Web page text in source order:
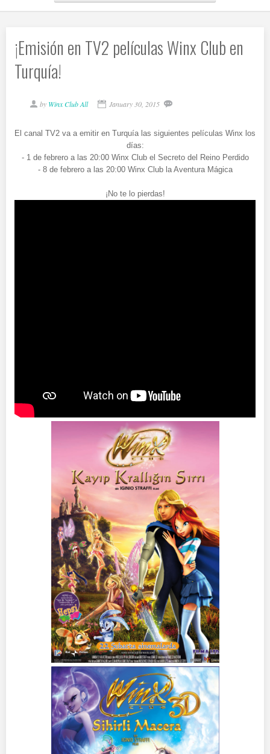
¡Emisión en TV2 películas Winx Club en
Turquía!
by Winx Club All January 30, 2015
El canal TV2 va a emitir en Turquía las siguientes películas Winx los
días:
- 1 de febrero a las 20:00 Winx Club el Secreto del Reino Perdido
- 8 de febrero a las 20:00 Winx Club la Aventura Mágica
¡No te lo pierdas!